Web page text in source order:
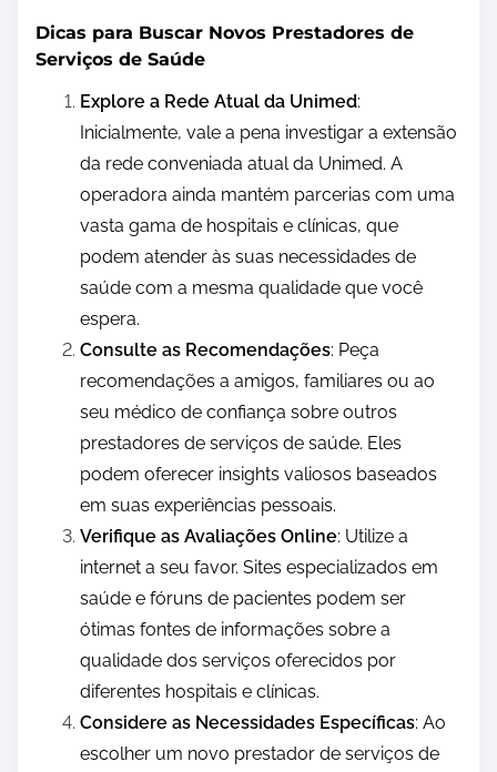
Dicas para Buscar Novos Prestadores de
Serviços de Saúde
Explore a Rede Atual da Unimed:
Inicialmente, vale a pena investigar a extensão
da rede conveniada atual da Unimed. A
operadora ainda mantém parcerias com uma
vasta gama de hospitais e clínicas, que
podem atender às suas necessidades de
saúde com a mesma qualidade que você
espera.
Consulte as Recomendações: Peça
recomendações a amigos, familiares ou ao
seu médico de confiança sobre outros
prestadores de serviços de saúde. Eles
podem oferecer insights valiosos baseados
em suas experiências pessoais.
Verifique as Avaliações Online: Utilize a
internet a seu favor. Sites especializados em
saúde e fóruns de pacientes podem ser
ótimas fontes de informações sobre a
qualidade dos serviços oferecidos por
diferentes hospitais e clínicas.
Considere as Necessidades Específicas: Ao
escolher um novo prestador de serviços de